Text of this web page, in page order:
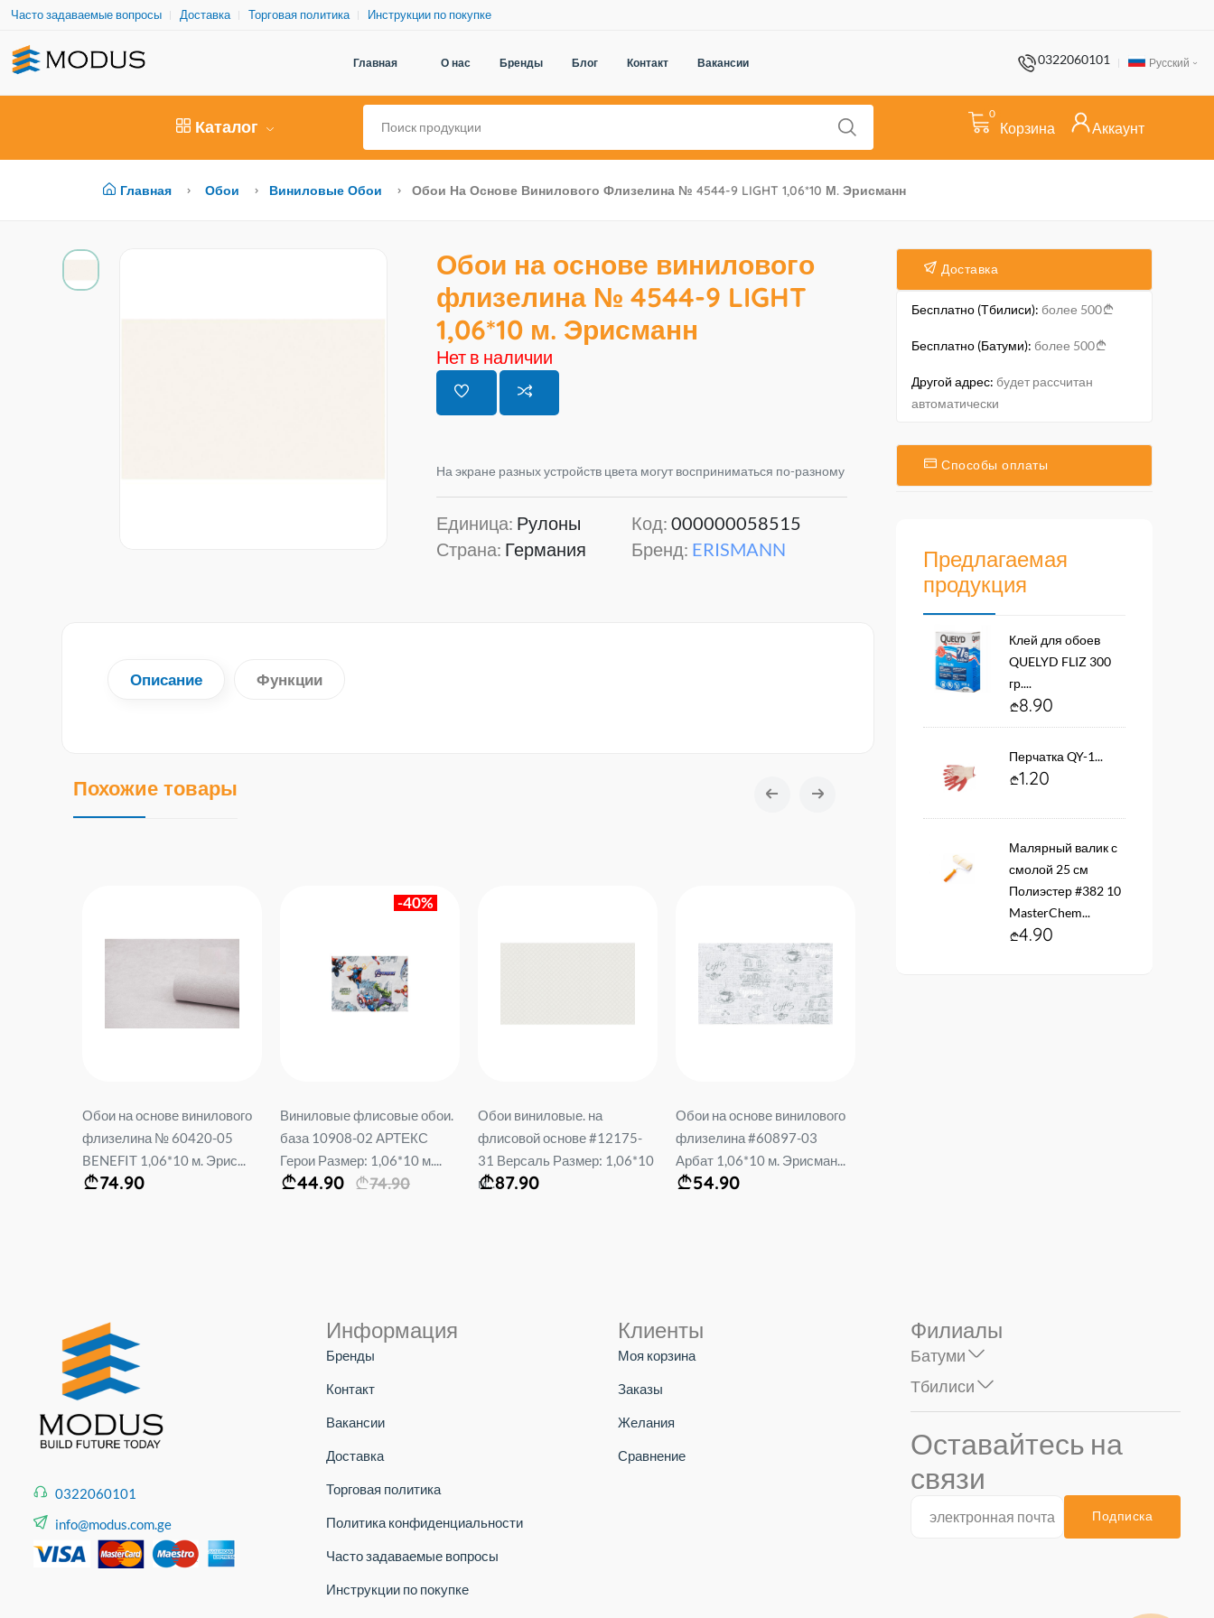
Часто задаваемые вопросы Доставка Торговая политика Инструкции по покупке
Главная О нас Бренды Блог Контакт Вакансии 0322060101 Русский
Каталог
0
Корзина Аккаунт
Главная Обои Виниловые Обои Обои На Основе Винилового Флизелина № 4544-9 LIGHT 1,06*10 М. Эрисманн
Обои на основе винилового
флизелина № 4544-9 LIGHT
1,06*10 м. Эрисманн
Нет в наличии
На экране разных устройств цвета могут восприниматься по-разному
Единица: Рулоны
Страна: Германия
Код: 000000058515
Бренд: ERISMANN
Описание Функции
Похожие товары
Обои на основе винилового
флизелина № 60420-05
BENEFIT 1,06*10 м. Эрис...
74.90
-40%
Виниловые флисовые обои.
база 10908-02 АРТЕКС
Герои Размер: 1,06*10 м....
44.90 74.90
Обои виниловые. на
флисовой основе #12175-
31 Версаль Размер: 1,06*10
м...87.90
Обои на основе винилового
флизелина #60897-03
Арбат 1,06*10 м. Эрисман...
54.90
Доставка
Бесплатно (Тбилиси): более 500
Бесплатно (Батуми): более 500
Другой адрес: будет рассчитан
автоматически
Способы оплаты
Предлагаемая
продукция
Клей для обоев
QUELYD FLIZ 300
гр....
8.90
Перчатка QY-1...
1.20
Малярный валик с
смолой 25 см
Полиэстер #382 10
MasterChem...
4.90
0322060101
info@modus.com.ge
Информация
Бренды
Контакт
Вакансии
Доставка
Торговая политика
Политика конфиденциальности
Часто задаваемые вопросы
Инструкции по покупке
Клиенты
Моя корзина
Заказы
Желания
Сравнение
Филиалы
Батуми
Тбилиси
Оставайтесь на
связи
Подписка